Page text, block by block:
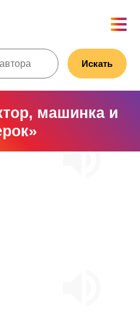
Искать
машинка и